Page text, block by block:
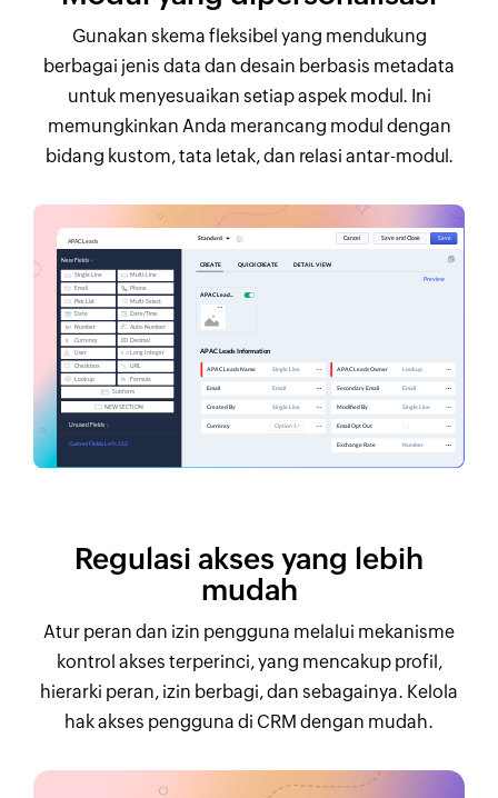
Gunakan skema fleksibel yang mendukung
berbagai jenis data dan desain berbasis metadata
untuk menyesuaikan setiap aspek modul. Ini
memungkinkan Anda merancang modul dengan
bidang kustom, tata letak, dan relasi antar-modul.
Regulasi akses yang lebih
mudah
Atur peran dan izin pengguna melalui mekanisme
kontrol akses terperinci, yang mencakup profil,
hierarki peran, izin berbagi, dan sebagainya. Kelola
hak akses pengguna di CRM dengan mudah.